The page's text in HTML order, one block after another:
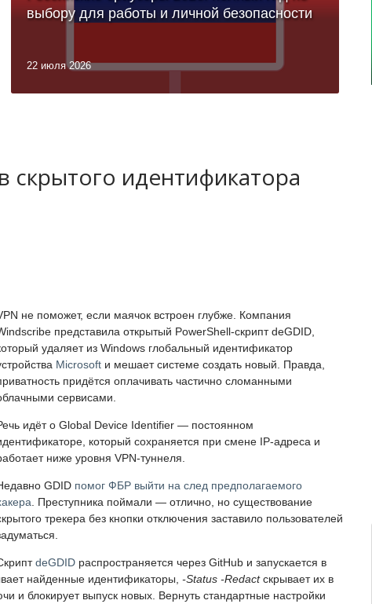
выбору для работы и личной безопасности
22 июля 2026
скрытого идентификатора
не поможет, если маячок встроен глубже. Компания
представила открытый PowerShell-скрипт deGDID,
удаляет из Windows глобальный идентификатор
Microsoft и мешает системе создать новый. Правда,
придётся оплачивать частично сломанными
сервисами.
идёт о Global Device Identifier — постоянном
который сохраняется при смене IP-адреса и
ниже уровня VPN-туннеля.
GDID помог ФБР выйти на след предполагаемого
. Преступника поймали — отлично, но существование
трекера без кнопки отключения заставило пользователей
deGDID распространяется через GitHub и запускается в
найденные идентификаторы, -Status -Redactскрывает их в
и блокирует выпуск новых. Вернуть стандартные настройки